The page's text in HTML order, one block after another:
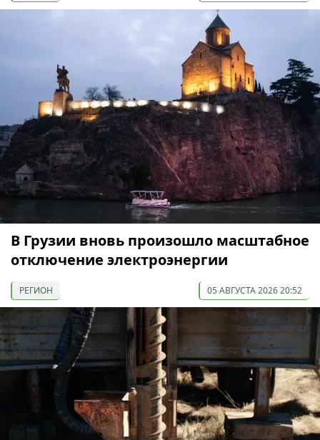
В Грузии вновь произошло масштабное
отключение электроэнергии
РЕГИОН 05 АВГУСТА 2026 20:52